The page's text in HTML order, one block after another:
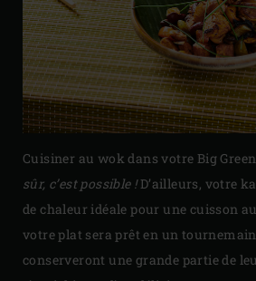
Cuisiner au wok dans votre Big Green
sûr, c’est possible !D’ailleurs, votre
de chaleur idéale pour une cuisson
votre plat sera prêt en un
conserveront une grande partie de